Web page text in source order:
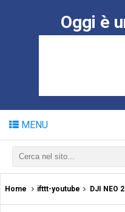
Oggi è
MENU
Home ifttt-youtube DJI NEO 2